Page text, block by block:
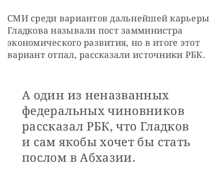
СМИ среди вариантов дальнейшей карьеры
Гладкова называли пост замминистра
экономического развития, но в итоге этот
вариант отпал, рассказали источники РБК.
А один из неназванных
федеральных чиновников
рассказал РБК, что Гладков
и сам якобы хочет бы стать
послом в Абхазии.